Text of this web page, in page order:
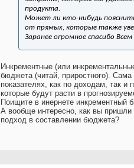
продукта.
Может ли кто-нибудь
от прямых, которые также
Заранее огромное спасибо
Инкрементные (или
бюджета (читай, приростного).
показателях, как по доходам, так и
которые будут расти в
Поищите в инернете инкрементный
А вообще интересно, как вы
подход в составлении бюджета?